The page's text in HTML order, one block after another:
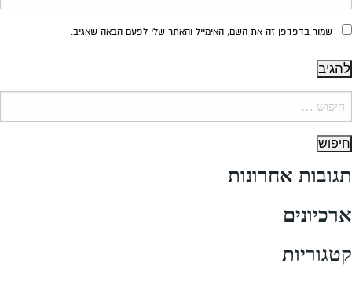
שמור בדפדפן זה את השם, האימייל והאתר שלי לפעם הבאה שאגיב.
תגובות אחרונות
ארכיונים
קטגוריות